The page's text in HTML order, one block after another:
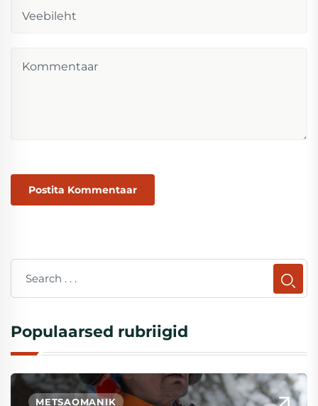
Postita Kommentaar
Populaarsed rubriigid
METSAOMANIK